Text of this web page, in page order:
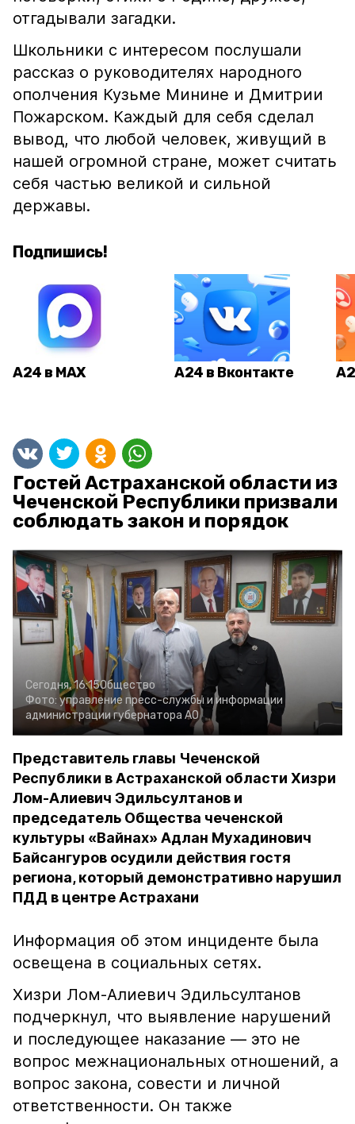
отгадывали загадки.
Школьники с интересом послушали
рассказ о руководителях народного
ополчения Кузьме Минине и Дмитрии
Пожарском. Каждый для себя сделал
вывод, что любой человек, живущий в
нашей огромной стране, может считать
себя частью великой и сильной
державы.
Подпишись!
А24 в MAX А24 в Вконтакте
Гостей Астраханской области из
Чеченской Республики призвали
соблюдать закон и порядок
Сегодня, 16:15Общество
Фото: управление пресс-службы и информации
администрации губернатора АО
Представитель главы Чеченской
Республики в Астраханской области Хизри
Лом-Алиевич Эдильсултанов и
председатель Общества чеченской
культуры «Вайнах» Адлан Мухадинович
Байсангуров осудили действия гостя
региона, который демонстративно нарушил
ПДД в центре Астрахани
Информация об этом инциденте была
освещена в социальных сетях.
Хизри Лом-Алиевич Эдильсултанов
подчеркнул, что выявление нарушений
и последующее наказание — это не
вопрос межнациональных отношений, а
вопрос закона, совести и личной
ответственности. Он также